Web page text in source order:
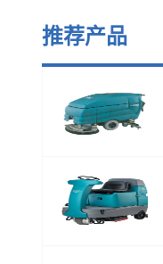
推荐产品